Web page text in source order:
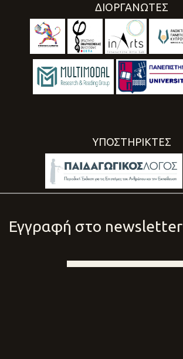
ΔΙΟΡΓΑΝΩΤΕΣ
ΥΠΟΣΤΗΡΙΚΤΕΣ
Εγγραφή στο newsletter
Email